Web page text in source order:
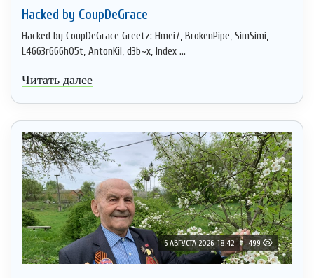
Hacked by CoupDeGrace
Hacked by CoupDeGrace Greetz: Hmei7, BrokenPipe, SimSimi,
L4663r666h05t, AntonKil, d3b~x, Index ...
Читать далее
6 АВГУСТА 2026, 18:42 499